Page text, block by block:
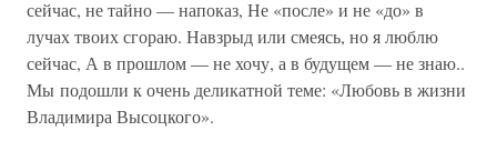
сейчас, не тайно — напоказ, Не «после» и не «до» в
лучах твоих сгораю. Навзрыд или смеясь, но я люблю
сейчас, А в прошлом — не хочу, а в будущем — не знаю..
Мы подошли к очень деликатной теме: «Любовь в жизни
Владимира Высоцкого».